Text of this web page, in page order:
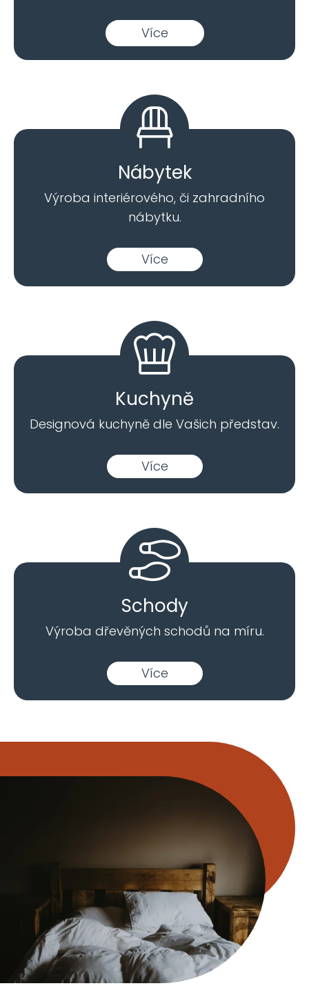
Více
Nábytek
Výroba interiérového, či zahradního
nábytku.
Více
Kuchyně
Designová kuchyně dle Vašich představ.
Více
Schody
Výroba dřevěných schodů na míru.
Více